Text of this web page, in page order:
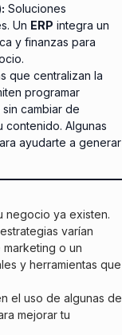
Soluciones
Un ERP integra un
y finanzas para
que centralizan la
programar
cambiar de
contenido. Algunas
ayudarte a generar
negocio ya existen.
varían
o un
y herramientas que
el uso de algunas de
mejorar tu